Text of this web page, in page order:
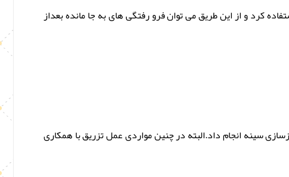
کرد و از این طریق می توان فرو رفتگی های به جا مانده بعداز
سینه انجام داد.البته در چنین مواردی عمل تزریق با همکاری